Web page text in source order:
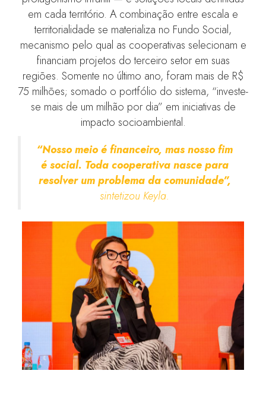
em cada território. A combinação entre escala e
territorialidade se materializa no Fundo Social,
mecanismo pelo qual as cooperativas selecionam e
financiam projetos do terceiro setor em suas
regiões. Somente no último ano, foram mais de R$
75 milhões; somado o portfólio do sistema, “investe-
se mais de um milhão por dia” em iniciativas de
impacto socioambiental.
“Nosso meio é financeiro, mas nosso fim
é social. Toda cooperativa nasce para
resolver um problema da comunidade”,
sintetizou Keyla.